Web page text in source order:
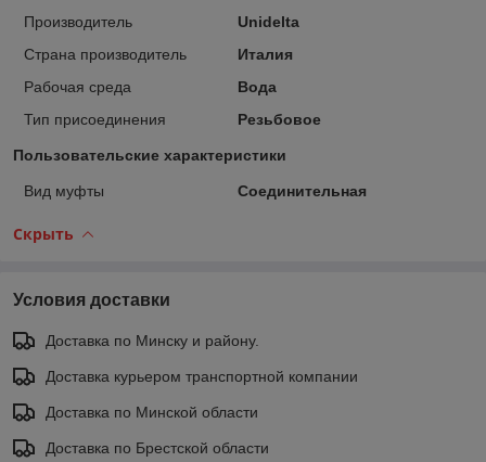
Производитель
Unidelta
Страна производитель
Италия
Рабочая среда
Вода
Тип присоединения
Резьбовое
Пользовательские характеристики
Вид муфты Соединительная
Скрыть
Условия доставки
Доставка по Минску и району.
Доставка курьером транспортной компании
Доставка по Минской области
Доставка по Брестской области